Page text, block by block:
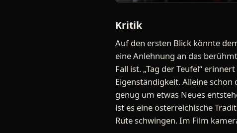
Kritik
Auf den ersten Blick könnte
eine Anlehnung an das
Fall ist. „Tag der Teufel“
Eigenständigkeit. Alleine
genug um etwas Neues
ist es eine österreichische
Rute schwingen. Im Film